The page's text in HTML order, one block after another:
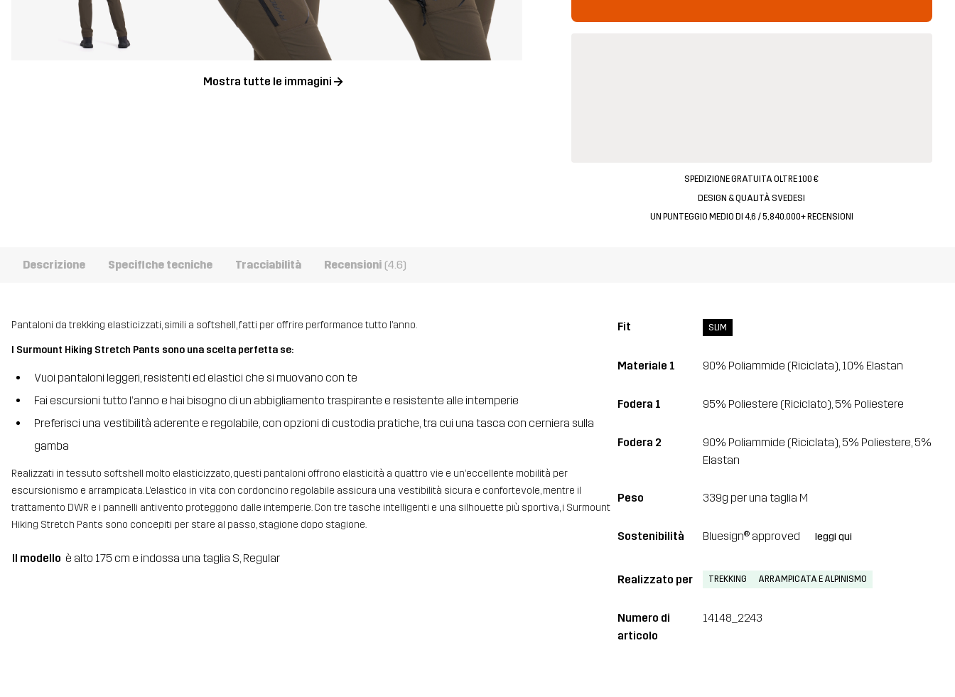
Mostra tutte le immagini
SPEDIZIONE GRATUITA OLTRE 100 €
DESIGN & QUALITÀ SVEDESI
UN PUNTEGGIO MEDIO DI 4,6 / 5, 840.000+ RECENSIONI
Descrizione Specifiche tecniche Tracciabilità Recensioni (4.6)
Pantaloni da trekking elasticizzati, simili a softshell, fatti per offrire performance tutto l’anno.
I Surmount Hiking Stretch Pants sono una scelta perfetta se:
Vuoi pantaloni leggeri, resistenti ed elastici che si muovano con te
Fai escursioni tutto l’anno e hai bisogno di un abbigliamento traspirante e resistente alle intemperie
Preferisci una vestibilità aderente e regolabile, con opzioni di custodia pratiche, tra cui una tasca con cerniera sulla
gamba
Realizzati in tessuto softshell molto elasticizzato, questi pantaloni offrono elasticità a quattro vie e un’eccellente mobilità per
escursionismo e arrampicata. L’elastico in vita con cordoncino regolabile assicura una vestibilità sicura e confortevole, mentre il
trattamento DWR e i pannelli antivento proteggono dalle intemperie. Con tre tasche intelligenti e una silhouette più sportiva, i Surmount
Hiking Stretch Pants sono concepiti per stare al passo, stagione dopo stagione.
Il modello è alto 175 cm e indossa una taglia S, Regular
Fit SLIM
Materiale 1 90% Poliammide (Riciclata), 10% Elastan
Fodera 1 95% Poliestere (Riciclato), 5% Poliestere
Fodera 2
90% Poliammide (Riciclata), 5% Poliestere, 5%
Elastan
Peso 339g per una taglia M
Sostenibilità Bluesign® approved leggi qui
Realizzato per TREKKING ARRAMPICATA E ALPINISMO
Numero di
articolo
14148_2243